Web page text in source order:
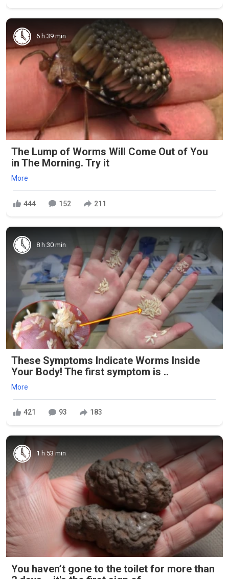
6 h 39 min
The Lump of Worms Will Come Out of You
in The Morning. Try it
More
444 152 211
8 h 30 min
These Symptoms Indicate Worms Inside
Your Body! The first symptom is ..
More
421 93 183
1 h 53 min
You haven’t gone to the toilet for more than